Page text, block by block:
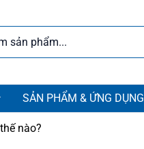
SẢN PHẨM & ỨNG DỤNG
nào?